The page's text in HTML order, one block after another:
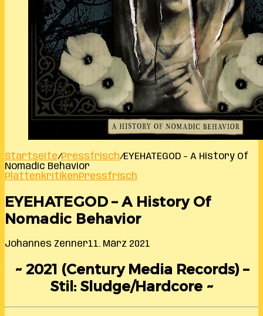
Startseite/Pressfrisch/EYEHATEGOD – A History Of
Nomadic Behavior
PlattenkritikenPressfrisch
EYEHATEGOD – A History Of
Nomadic Behavior
Johannes Zenner11. März 2021
~ 2021 (Century Media Records) –
Stil: Sludge/Hardcore ~